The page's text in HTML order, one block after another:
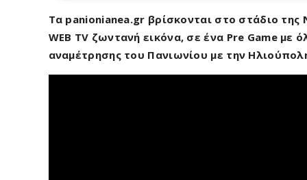
Τα panionianea.gr βρίσκονται στο στάδιο
WEB TV ζωντανή εικόνα, σε ένα Pre Game με
αναμέτρησης του Πανιωνίου με την